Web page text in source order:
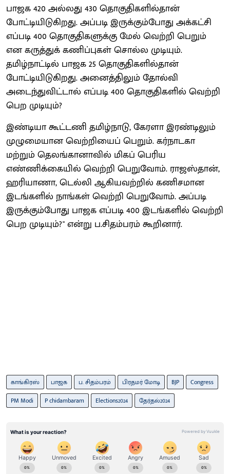
பாஜக 420 அல்லது 430 தொகுதிகளில்தான்
போட்டியிடுகிறது. அப்படி இருக்கும்போது அக்கட்சி
எப்படி 400 தொகுதிகளுக்கு மேல் வெற்றி பெறும்
என கருத்துக் கணிப்புகள் சொல்ல முடியும்.
தமிழ்நாட்டில் பாஜக 25 தொகுதிகளில்தான்
போட்டியிடுகிறது. அனைத்திலும் தோல்வி
அடைந்துவிட்டால் எப்படி 400 தொகுதிகளில் வெற்றி
பெற முடியும்?
இண்டியா கூட்டணி தமிழ்நாடு, கேரளா இரண்டிலும்
முழுமையான வெற்றியைப் பெறும். கர்நாடகா
மற்றும் தெலங்கானாவில் மிகப் பெரிய
எண்ணிக்கையில் வெற்றி பெறுவோம். ராஜஸ்தான்,
ஹரியாணா, டெல்லி ஆகியவற்றில் கணிசமான
இடங்களில் நாங்கள் வெற்றி பெறுவோம். அப்படி
இருக்கும்போது பாஜக எப்படி 400 இடங்களில் வெற்றி
பெற முடியும்?" என்று ப.சிதம்பரம் கூறினார்.
காங்கிரஸ் பாஜக ப. சிதம்பரம் பிரதமர் மோடி BJP
Congress
PM Modi
P chidambaram Elections2024 தேர்தல்2024